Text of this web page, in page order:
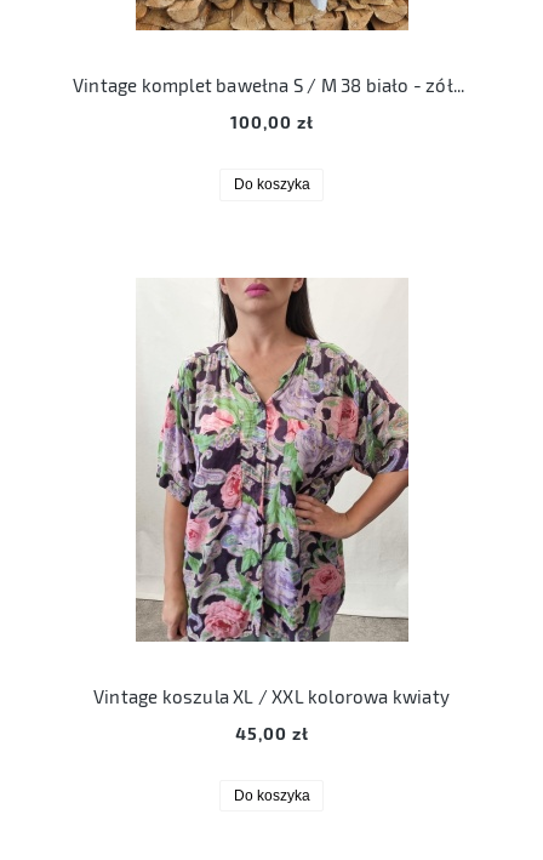
Vintage komplet bawełna S / M 38 biało - zółto - szary liście
100,00 zł
Do koszyka
Vintage koszula XL / XXL kolorowa kwiaty
45,00 zł
Do koszyka